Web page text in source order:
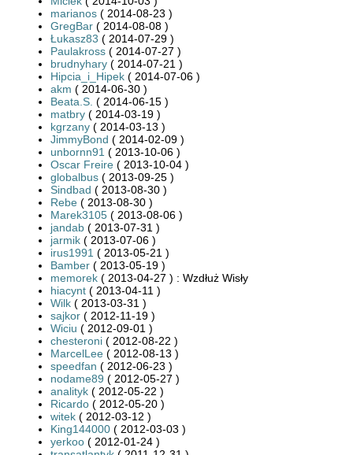
marianos ( 2014-08-23 )
GregBar ( 2014-08-08 )
Łukasz83 ( 2014-07-29 )
Paulakross ( 2014-07-27 )
brudnyhary ( 2014-07-21 )
Hipcia_i_Hipek ( 2014-07-06 )
akm ( 2014-06-30 )
Beata.S. ( 2014-06-15 )
matbry ( 2014-03-19 )
kgrzany ( 2014-03-13 )
JimmyBond ( 2014-02-09 )
unbornn91 ( 2013-10-06 )
Oscar Freire ( 2013-10-04 )
globalbus ( 2013-09-25 )
Sindbad ( 2013-08-30 )
Rebe ( 2013-08-30 )
Marek3105 ( 2013-08-06 )
jandab ( 2013-07-31 )
jarmik ( 2013-07-06 )
irus1991 ( 2013-05-21 )
Bamber ( 2013-05-19 )
memorek ( 2013-04-27 ) : Wzdłuż Wisły
hiacynt ( 2013-04-11 )
Wilk ( 2013-03-31 )
sajkor ( 2012-11-19 )
Wiciu ( 2012-09-01 )
chesteroni ( 2012-08-22 )
MarcelLee ( 2012-08-13 )
speedfan ( 2012-06-23 )
nodame89 ( 2012-05-27 )
analityk ( 2012-05-22 )
Ricardo ( 2012-05-20 )
witek ( 2012-03-12 )
King144000 ( 2012-03-03 )
yerkoo ( 2012-01-24 )